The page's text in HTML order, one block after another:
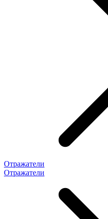
Отражатели
Отражатели